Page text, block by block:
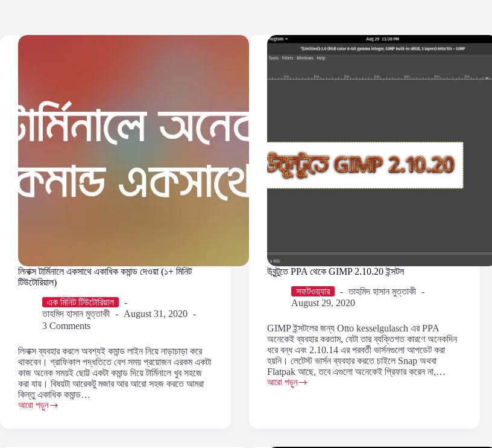
লিনাক্স টার্মিনালে একসাথে একাধিক কমান্ড দেওয়া (১+ মিনিট
টিউটোরিয়াল)
এক মিনিট টিউটোরিয়াল
তাহমিদ হাসান মুত্তাকী
August 31, 2020
3 Comments
লিনাক্স ব্যবহার করলে অবশ্যই কমান্ড লাইন নিয়ে নাড়াচাড়া করে
থাকবেন। গ্রাফিকাল পদ্ধতিতে বেশ সময় প্রয়োজন এরকম একটা
কাজ অনেক সময়ই ছোট্ট একটা কমান্ড দিয়ে টার্মিনালে খুব সহজে
করা যায়। বিষয়টা আরেকটু মজার আর আরো সহজ করতে আমরা
কিন্তু একাধিক কমান্ড…
আরো পড়ুন
লিনাক্স
উবুন্টুতে PPA থেকে GIMP 2.10.20 ইন্সটল
সফটওয়্যার
তাহমিদ হাসান মুত্তাকী
August 29, 2020
GIMP ইন্সটলের জন্য Otto kesselgulasch এর PPA
অনেকেই ব্যবহার করতাম, যেটা তার ব্যক্তিগত কারণে অনেকদিন
ধরে বন্ধ এবং 2.10.14 এর পরবর্তী ভার্সনগুলো আপডেট করা
হয়নি। লেটেস্ট ভার্সন ব্যবহার করতে চাইলে Snap অথবা
Flatpak আছে, তবে এগুলো অনেকেই প্রিফার করেন না,…
আরো পড়ুন
উবুন্টুতে